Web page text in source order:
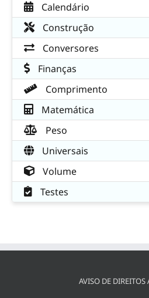
Calendário
Construção
Conversores
Finanças
Comprimento
Matemática
Peso
Universais
Volume
Testes
AVISO DE DIREITOS